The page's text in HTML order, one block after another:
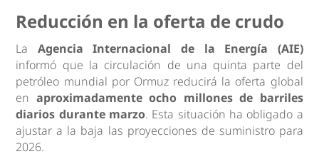
Reducción en la oferta de crudo
La Agencia Internacional de la Energía (AIE)
informó que la circulación de una quinta parte del
petróleo mundial por Ormuz reducirá la oferta global
en aproximadamente ocho millones de barriles
diarios durante marzo. Esta situación ha obligado a
ajustar a la baja las proyecciones de suministro para
2026.